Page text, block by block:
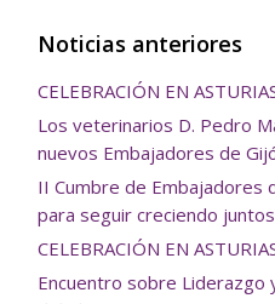
Noticias anteriores
CELEBRACIÓN EN
Los veterinarios D. Pedro
nuevos Embajadores de
II Cumbre de Embajadores
para seguir creciendo juntos
CELEBRACIÓN EN
Encuentro sobre Liderazgo